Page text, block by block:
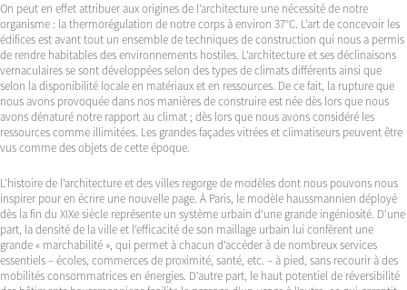
On peut en effet attribuer aux origines de l’architecture une nécessité de notre
organisme : la thermorégulation de notre corps à environ 37°C. L’art de concevoir les
édifices est avant tout un ensemble de techniques de construction qui nous a permis
de rendre habitables des environnements hostiles. L’architecture et ses déclinaisons
vernaculaires se sont développées selon des types de climats différents ainsi que
selon la disponibilité locale en matériaux et en ressources. De ce fait, la rupture que
nous avons provoquée dans nos manières de construire est née dès lors que nous
avons dénaturé notre rapport au climat ; dès lors que nous avons considéré les
ressources comme illimitées. Les grandes façades vitrées et climatiseurs peuvent être
vus comme des objets de cette époque.
L’histoire de l’architecture et des villes regorge de modèles dont nous pouvons nous
inspirer pour en écrire une nouvelle page. À Paris, le modèle haussmannien déployé
dès la fin du XIXe siècle représente un système urbain d’une grande ingéniosité. D’une
part, la densité de la ville et l’efficacité de son maillage urbain lui confèrent une
grande « marchabilité », qui permet à chacun d’accéder à de nombreux services
essentiels – écoles, commerces de proximité, santé, etc. – à pied, sans recourir à des
mobilités consommatrices en énergies. D’autre part, le haut potentiel de réversibilité